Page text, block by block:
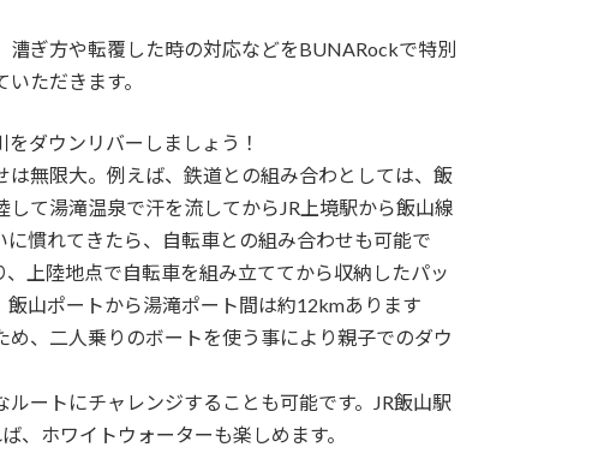
ぎ方や転覆した時の対応などをBUNARockで特別
ただきます。
ダウンリバーしましょう！
無限大。例えば、鉄道との組み合わとしては、飯
て湯滝温泉で汗を流してからJR上境駅から飯山線
慣れてきたら、自転車との組み合わせも可能で
上陸地点で自転車を組み立ててから収納したパッ
山ポートから湯滝ポート間は約12kmあります
、二人乗りのボートを使う事により親子でのダウ
ートにチャレンジすることも可能です。JR飯山駅
、ホワイトウォーターも楽しめます。